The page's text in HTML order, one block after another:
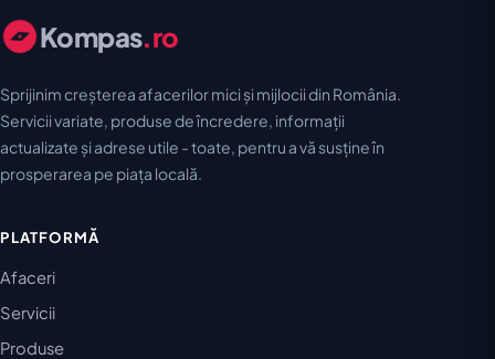
Kompas.ro
Sprijinim creșterea afacerilor mici și mijlocii din România.
Servicii variate, produse de încredere, informații
actualizate și adrese utile - toate, pentru a vă susține în
prosperarea pe piața locală.
PLATFORMĂ
Afaceri
Servicii
Produse